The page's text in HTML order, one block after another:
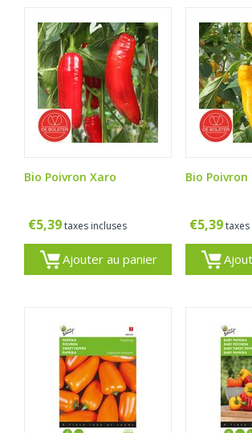
Bio Poivron Xaro
€5,39taxes incluses
Ajouter au panier
Bio Poivron
€5,39 taxes